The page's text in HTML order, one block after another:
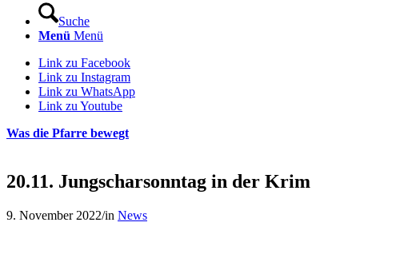
Suche
Menü Menü
Link zu Facebook
Link zu Instagram
Link zu WhatsApp
Link zu Youtube
Was die Pfarre bewegt
20.11. Jungscharsonntag in der Krim
9. November 2022/in News